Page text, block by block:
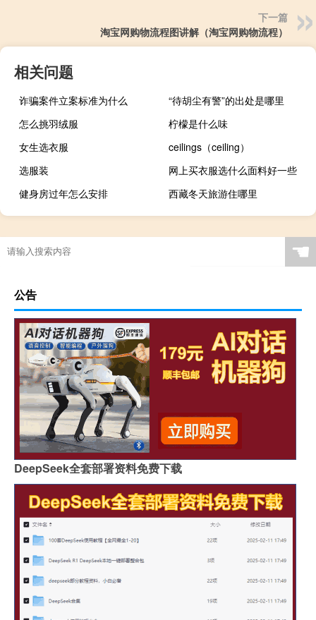
下一篇
淘宝网购物流程图讲解（淘宝网购物流程）
相关问题
诈骗案件立案标准为什么
“待胡尘有警”的出处是哪里
怎么挑羽绒服
柠檬是什么味
女生选衣服
ceilings（ceiling）
选服装
网上买衣服选什么面料好一些
健身房过年怎么安排
西藏冬天旅游住哪里
☚
公告
DeepSeek全套部署资料免费下载